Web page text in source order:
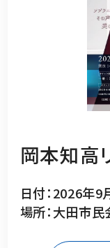
岡本知高
日付：2026年
場所：大田市民